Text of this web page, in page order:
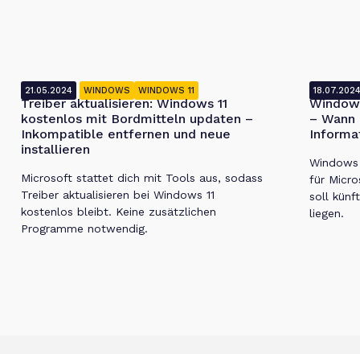
21.05.2024 WINDOWS WINDOWS 11
Treiber aktualisieren: Windows 11
kostenlos mit Bordmitteln updaten –
Inkompatible entfernen und neue
installieren
Microsoft stattet dich mit Tools aus, sodass
Treiber aktualisieren bei Windows 11
kostenlos bleibt. Keine zusätzlichen
Programme notwendig.
–
für
soll
liegen.